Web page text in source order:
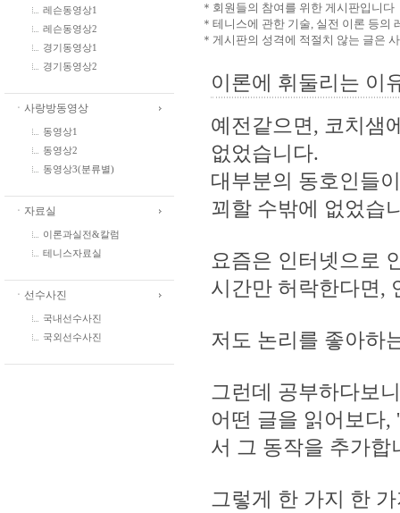
레슨동영상1
레슨동영상2
경기동영상1
경기동영상2
ㆍ사랑방동영상
동영상1
동영상2
동영상3(분류별)
ㆍ자료실
이론과실전&칼럼
테니스자료실
ㆍ선수사진
국내선수사진
국외선수사진
＊회원들의 참여를 위한 게시판입니다
＊테니스에 관한 기술, 실전 이론 등의
＊게시판의 성격에 적절치 않는 글은
이론에 휘둘리는 이
예전같으면, 코치샘
없었습니다.
대부분의 동호인들
꾀할 수밖에 없었습
요즘은 인터넷으로
시간만 허락한다면,
저도 논리를 좋아하
그런데 공부하다보
어떤 글을 읽어보다
서 그 동작을 추가합
그렇게 한 가지 한